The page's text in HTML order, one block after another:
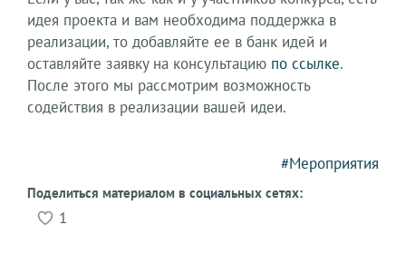
идея проекта и вам необходима поддержка в
реализации, то добавляйте ее в банк идей и
оставляйте заявку на консультацию по ссылке.
После этого мы рассмотрим возможность
содействия в реализации вашей идеи.
#Мероприятия
Поделиться материалом в социальных сетях:
1